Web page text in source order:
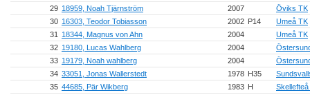
29 18959, Noah Tjärnström 2007
Öviks TK
30 16303, Teodor Tobiasson 2002 P14
Umeå TK
31
18344, Magnus von Ahn 2004
Umeå TK
32 19180, Lucas Wahlberg 2004
33 19179, Noah wahlberg 2004
34 33051, Jonas Wallerstedt 1978 H35
35 44685, Pär Wikberg 1983 H